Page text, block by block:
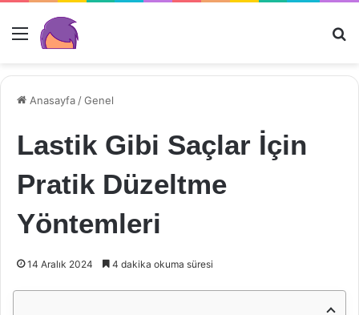
Menü
Anasayfa /Genel
Lastik Gibi Saçlar İçin
Pratik Düzeltme
Yöntemleri
14 Aralık 2024 4 dakika okuma süresi